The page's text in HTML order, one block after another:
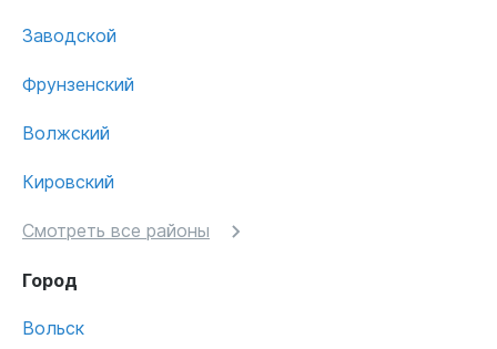
Заводской
Фрунзенский
Волжский
Кировский
Смотреть все районы
Город
Вольск